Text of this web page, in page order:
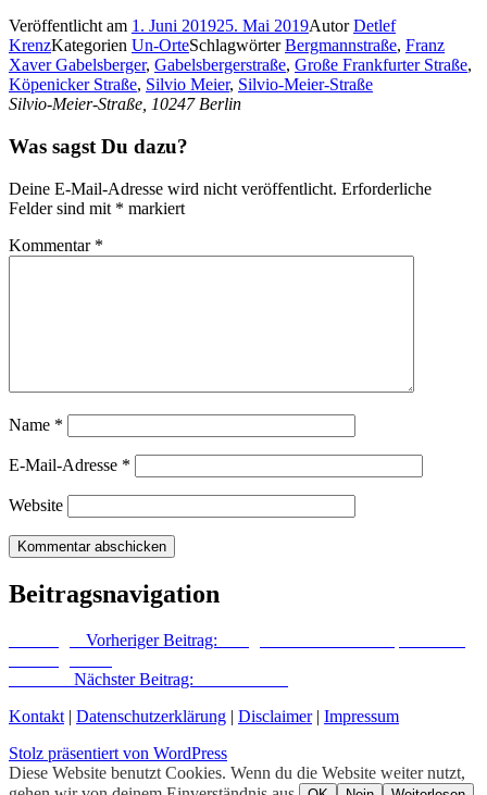
Veröffentlicht am 1. Juni 201925. Mai 2019AutorDetlef
KrenzKategorien Un-OrteSchlagwörterBergmannstraße, Franz
Xaver Gabelsberger, Gabelsbergerstraße, Große Frankfurter Straße,
Köpenicker Straße, Silvio Meier, Silvio-Meier-Straße
Silvio-Meier-Straße, 10247 Berlin
Was sagst Du dazu?
Deine E-Mail-Adresse wird nicht veröffentlicht. Erforderliche
Felder sind mit * markiert
Kommentar *
Name *
E-Mail-Adresse *
Website
Beitragsnavigation
Vorheriger Beitrag:
Nächster Beitrag:
Kontakt | Datenschutzerklärung | Disclaimer| Impressum
Stolz präsentiert von WordPress
Diese Website benutzt Cookies. Wenn du die Website weiter nutzt,